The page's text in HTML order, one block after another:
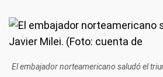
El embajador norteamericano saludó el